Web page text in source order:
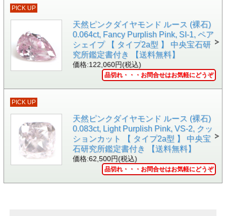
▲裏面画像
PICK UP
天然ピンクダイヤモンド ルース (裸石)
0.064ct, Fancy Purplish Pink, SI-1, ペア
シェイプ 【 タイプ2a型 】 中央宝石研
究所鑑定書付き 【送料無料】
価格:122,060円(税込)
品切れ・・・お問合せはお気軽にどうぞ
PICK UP
天然ピンクダイヤモンド ルース (裸石)
0.083ct, Light Purplish Pink, VS-2, クッ
ションカット 【 タイプ2a型 】 中央宝
石研究所鑑定書付き 【送料無料】
価格:62,500円(税込)
品切れ・・・お問合せはお気軽にどうぞ